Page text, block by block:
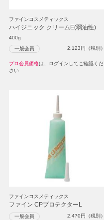
ファインコスメティックス
ハイジニック クリームE(弱油性)
400g
一般会員 2,123円（税別）
プロ会員価格は、ログインしてご確認くだ
さい
ファインコスメティックス
ファイン CPプロテクターL
一般会員 2,470円（税別）